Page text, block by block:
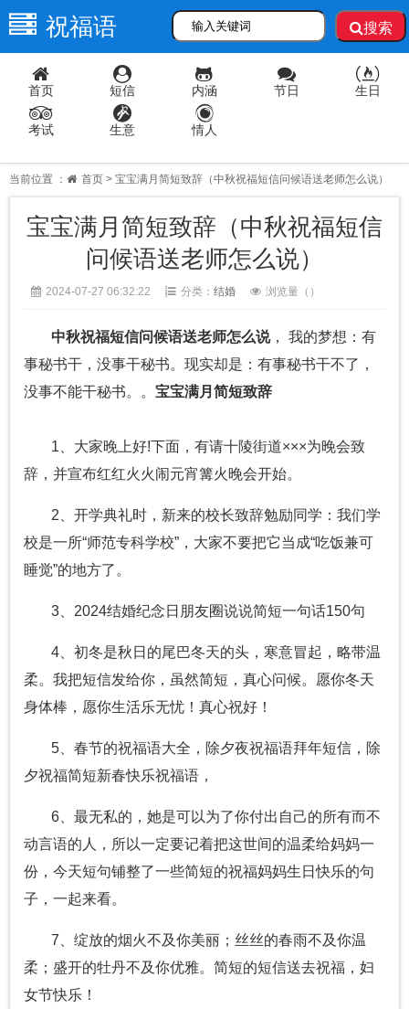
祝福语 搜索
首页 短信 内涵 节日 生日
考试 生意 情人
当前位置 ： 首页 > 宝宝满月简短致辞（中秋祝福短信问候语送老师怎么说）
宝宝满月简短致辞（中秋祝福短信
问候语送老师怎么说）
2024-07-27 06:32:22 分类： 结婚 浏览量（ ）
中秋祝福短信问候语送老师怎么说， 我的梦想：有
事秘书干，没事干秘书。现实却是：有事秘书干不了，
没事不能干秘书。。 宝宝满月简短致辞
1、大家晚上好!下面，有请十陵街道×××为晚会致
辞，并宣布红红火火闹元宵篝火晚会开始。
2、开学典礼时，新来的校长致辞勉励同学：我们学
校是一所“师范专科学校”，大家不要把它当成“吃饭兼可
睡觉”的地方了。
3、2024结婚纪念日朋友圈说说简短一句话150句
4、初冬是秋日的尾巴冬天的头，寒意冒起，略带温
柔。我把短信发给你，虽然简短，真心问候。愿你冬天
身体棒，愿你生活乐无忧！真心祝好！
5、春节的祝福语大全，除夕夜祝福语拜年短信，除
夕祝福简短新春快乐祝福语，
6、最无私的，她是可以为了你付出自己的所有而不
动言语的人，所以一定要记着把这世间的温柔给妈妈一
份，今天短句铺整了一些简短的祝福妈妈生日快乐的句
子，一起来看。
7、绽放的烟火不及你美丽；丝丝的春雨不及你温
柔；盛开的牡丹不及你优雅。简短的短信送去祝福，妇
女节快乐！